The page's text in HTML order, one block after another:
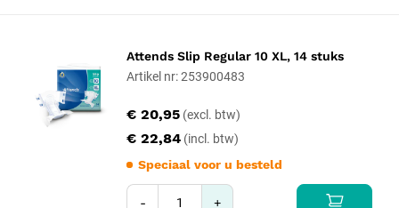
Attends Slip Regular 10 XL, 14 stuks
Artikel nr: 253900483
€ 22,84
€ 20,95
Speciaal voor u besteld
- +